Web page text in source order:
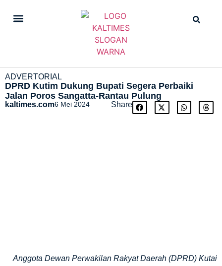
ADVERTORIAL
DPRD Kutim Dukung Bupati Segera Perbaiki
Jalan Poros Sangatta-Rantau Pulung
kaltimes.com6 Mei 2024 Share
Anggota Dewan Perwakilan Rakyat Daerah (DPRD) Kutai